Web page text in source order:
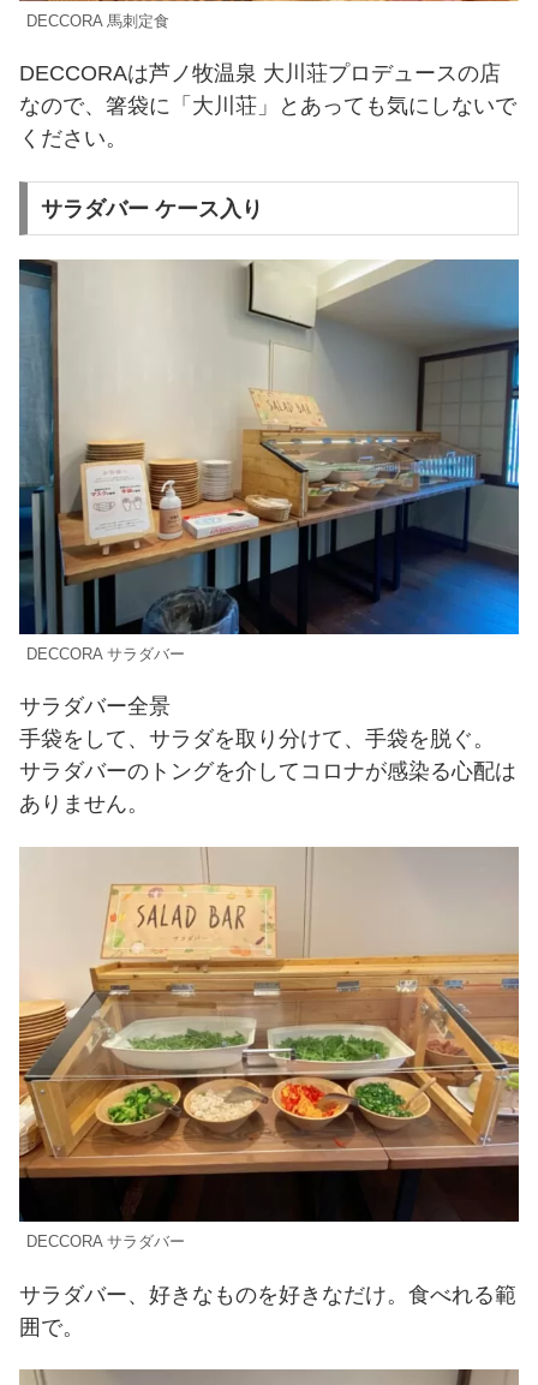
DECCORA 馬刺定食
DECCORAは芦ノ牧温泉 大川荘プロデュースの店
なので、箸袋に「大川荘」とあっても気にしないで
ください。
サラダバー ケース入り
DECCORA サラダバー
サラダバー全景
手袋をして、サラダを取り分けて、手袋を脱ぐ。
サラダバーのトングを介してコロナが感染る心配は
ありません。
DECCORA サラダバー
サラダバー、好きなものを好きなだけ。食べれる範
囲で。